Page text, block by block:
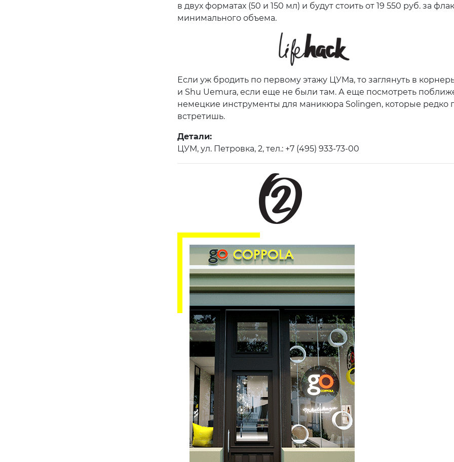
в двух форматах (50 и 150 мл) и будут стоить от 19 550 руб. за
минимального объема.
Если уж бродить по первому этажу ЦУМа, то заглянуть в
и Shu Uemura, если еще не были там. А еще посмотреть
немецкие инструменты для маникюра Solingen, которые редко
встретишь.
Детали:
ЦУМ, ул. Петровка, 2, тел.: +7 (495) 933-73-00